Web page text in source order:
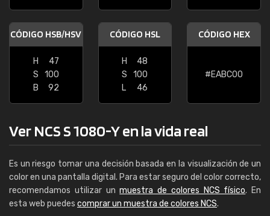
CÓDIGO HSB/HSV
H
47
S
100
B
92
CÓDIGO HSL
H
48
S
100
L
46
CÓDIGO HEX
#EABC00
Ver NCS S 1080-Y en la vida real
Es un riesgo tomar una decisión basada en la visualización de un
color en una pantalla digital. Para estar seguro del color correcto,
recomendamos utilizar unmuestra de colores NCS físico. En
esta web puedes comprar un muestra de colores NCS.